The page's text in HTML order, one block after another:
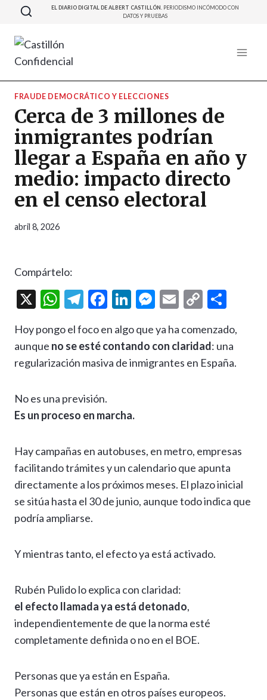
Saltar
contenido
EL DIARIO DIGITAL DE ALBERT CASTILLÓN. PERIODISMO INCÓMODO CON
DATOS Y PRUEBAS
FRAUDE DEMOCRÁTICO Y ELECCIONES
Cerca de 3 millones de
inmigrantes podrían
llegar a España en año y
medio: impacto directo
en el censo electoral
abril 8, 2026
Compártelo:
X
W
at
s
p
p
T
e
gr
m
F
e
b
k
Li
ke
dI
M
se
n
E
ai
l
C
p
y
Li
m
p
Hoy pongo el foco en algo que ya ha comenzado,
aunque no se esté contando con claridad: una
regularización masiva de inmigrantes en España.
No es una previsión.
Es un proceso en marcha.
Hay campañas en autobuses, en metro, empresas
facilitando trámites y un calendario que apunta
directamente a los próximos meses. El plazo inicial
se sitúa hasta el 30 de junio, aunque todo indica que
podría ampliarse.
Y mientras tanto, el efecto ya está activado.
Rubén Pulido lo explica con claridad:
el efecto llamada ya está detonado,
independientemente de que la norma esté
completamente definida o no en el BOE.
Personas que ya están en España.
Personas que están en otros países europeos.